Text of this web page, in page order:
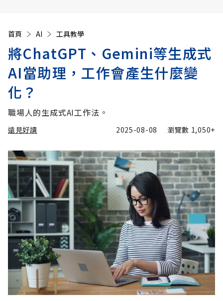
首頁 AI 工具教學
將ChatGPT、Gemini等生成式
AI當助理，工作會產生什麼變
化？
職場人的生成式AI工作法。
遠見好讀 2025-08-08 瀏覽數 1,050+